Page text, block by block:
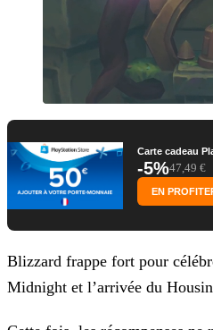
Carte cadeau
-5%47,49 €
EN
Blizzard frappe fort pour
Midnight et l’arrivée du